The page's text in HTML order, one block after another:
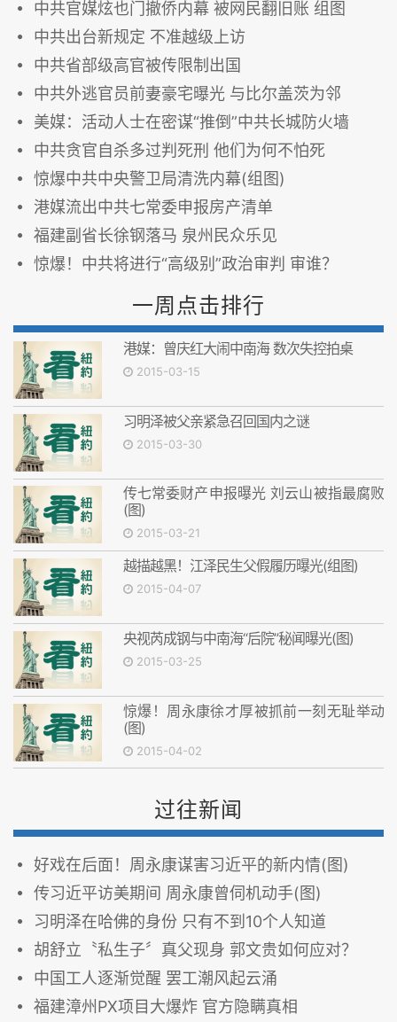
中共官媒炫也门撤侨内幕 被网民翻旧账 组图
中共出台新规定 不准越级上访
中共省部级高官被传限制出国
中共外逃官员前妻豪宅曝光 与比尔盖茨为邻
美媒：活动人士在密谋“推倒”中共长城防火墙
中共贪官自杀多过判死刑 他们为何不怕死
惊爆中共中央警卫局清洗内幕(组图)
港媒流出中共七常委申报房产清单
福建副省长徐钢落马 泉州民众乐见
惊爆！中共将进行“高级别”政治审判 审谁？
一周点击排行
港媒：曾庆红大闹中南海 数次失控拍桌
2015-03-15
习明泽被父亲紧急召回国内之谜
2015-03-30
传七常委财产申报曝光 刘云山被指最腐败
(图)
2015-03-21
越描越黑！江泽民生父假履历曝光(组图)
2015-04-07
央视芮成钢与中南海“后院”秘闻曝光(图)
2015-03-25
惊爆！周永康徐才厚被抓前一刻无耻举动
(图)
2015-04-02
过往新闻
好戏在后面！周永康谋害习近平的新内情(图)
传习近平访美期间 周永康曾伺机动手(图)
习明泽在哈佛的身份 只有不到10个人知道
胡舒立〝私生子〞真父现身 郭文贵如何应对？
中国工人逐渐觉醒 罢工潮风起云涌
福建漳州PX项目大爆炸 官方隐瞒真相